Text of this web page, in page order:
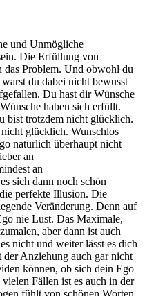
und Unmögliche
Die Erfüllung von
das Problem. Und obwohl du
du dabei nicht bewusst
Du hast dir Wünsche
haben sich erfüllt.
bist trotzdem nicht glücklich.
glücklich. Wunschlos
natürlich überhaupt nicht
an
an
sich dann noch schön
perfekte Illusion. Die
Veränderung. Denn auf
nie Lust. Das Maximale,
aber dann ist auch
nicht und weiter lässt es dich
der Anziehung auch gar nicht
können, ob sich dein Ego
Fällen ist es auch in der
fühlt von schönen Worten,